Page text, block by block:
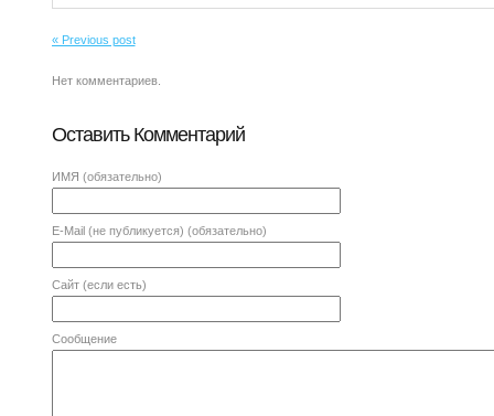
« Previous post
Нет комментариев.
Оставить Комментарий
ИМЯ (обязательно)
E-Mail (не публикуется) (обязательно)
Сайт (если есть)
Сообщение